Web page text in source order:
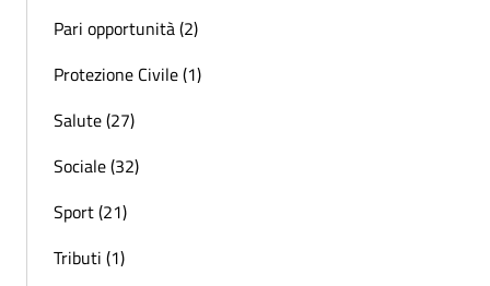
Pari opportunità (2)
Protezione Civile (1)
Salute (27)
Sociale (32)
Sport (21)
Tributi (1)